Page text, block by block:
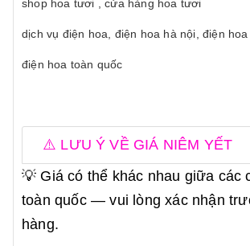
shop hoa tươi , cửa hàng hoa tươi
dịch vụ điện hoa, điện hoa hà nội, điện
điện hoa toàn quốc
⚠️ LƯU Ý VỀ GIÁ NIÊM YẾT
💡 Giá có thể khác nhau giữa các
toàn quốc — vui lòng xác nhận
hàng.